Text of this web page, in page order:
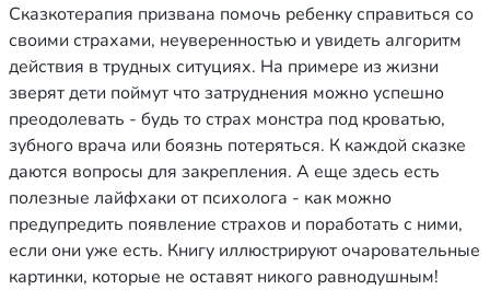
Сказкотерапия призвана помочь ребенку справиться со
своими страхами, неуверенностью и увидеть алгоритм
действия в трудных ситуциях. На примере из жизни
зверят дети поймут что затруднения можно успешно
преодолевать - будь то страх монстра под кроватью,
зубного врача или боязнь потеряться. К каждой сказке
даются вопросы для закрепления. А еще здесь есть
полезные лайфхаки от психолога - как можно
предупредить появление страхов и поработать с ними,
если они уже есть. Книгу иллюстрируют очаровательные
картинки, которые не оставят никого равнодушным!